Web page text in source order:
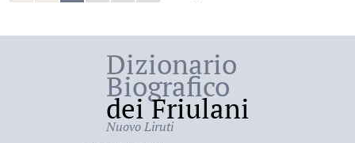
Dizionario
Biografico
dei Friulani
Nuovo Liruti